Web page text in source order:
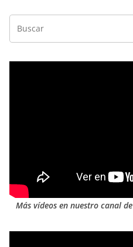
Más vídeos en nuestro canal de